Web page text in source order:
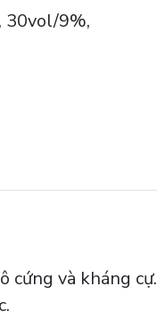
30vol/9%,
cứng và kháng cự.